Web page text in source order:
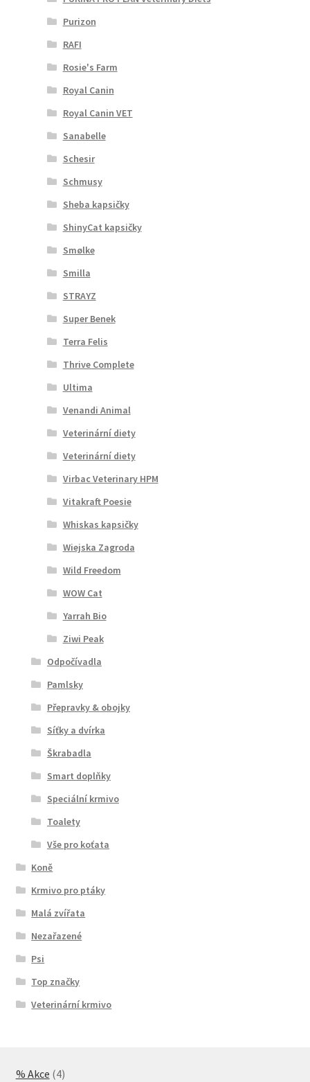
Purizon
RAFI
Rosie's Farm
Royal Canin
Royal Canin VET
Sanabelle
Schesir
Schmusy
Sheba kapsičky
ShinyCat kapsičky
Smølke
Smilla
STRAYZ
Super Benek
Terra Felis
Thrive Complete
Ultima
Venandi Animal
Veterinární diety
Veterinární diety
Virbac Veterinary HPM
Vitakraft Poesie
Whiskas kapsičky
Wiejska Zagroda
Wild Freedom
WOW Cat
Yarrah Bio
Ziwi Peak
Odpočívadla
Pamlsky
Přepravky & obojky
Síťky a dvírka
Škrabadla
Smart doplňky
Speciální krmivo
Toalety
Vše pro koťata
Koně
Krmivo pro ptáky
Malá zvířata
Nezařazené
Psi
Top značky
Veterinární krmivo
% Akce 44